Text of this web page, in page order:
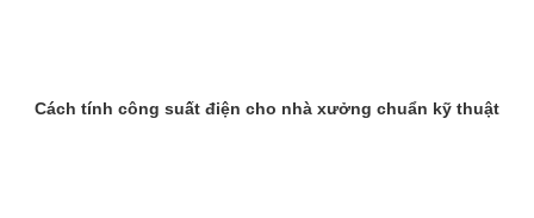
Cách tính công suất điện cho nhà xưởng chuẩn kỹ thuật